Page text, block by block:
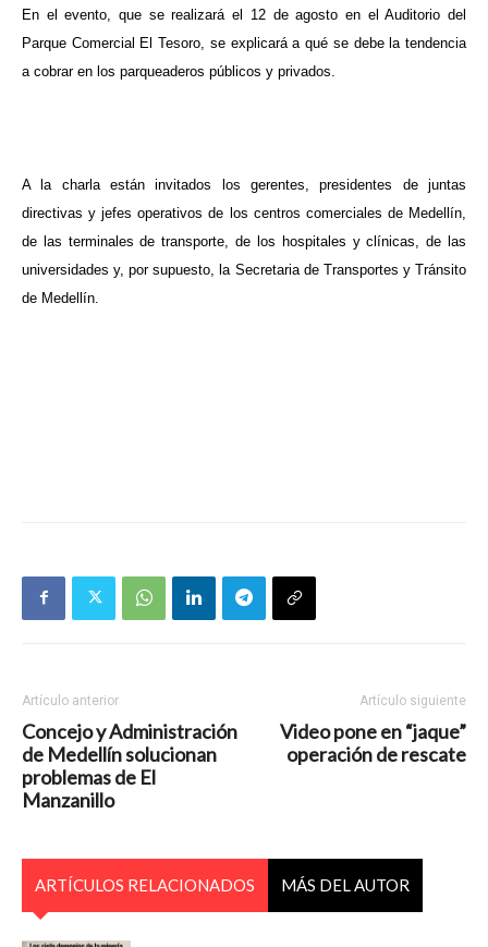
En el evento, que se realizará el 12 de agosto en el Auditorio del
Parque Comercial El Tesoro, se explicará a qué se debe la tendencia
a cobrar en los parqueaderos públicos y privados.
A la charla están invitados los gerentes, presidentes de juntas
directivas y jefes operativos de los centros comerciales de Medellín,
de las terminales de transporte, de los hospitales y clínicas, de las
universidades y, por supuesto, la Secretaria de Transportes y Tránsito
de Medellín.
Artículo anterior
Concejo y Administración
de Medellín solucionan
problemas de El
Manzanillo
Artículo siguiente
Video pone en “jaque”
operación de rescate
ARTÍCULOS RELACIONADOS MÁS DEL AUTOR